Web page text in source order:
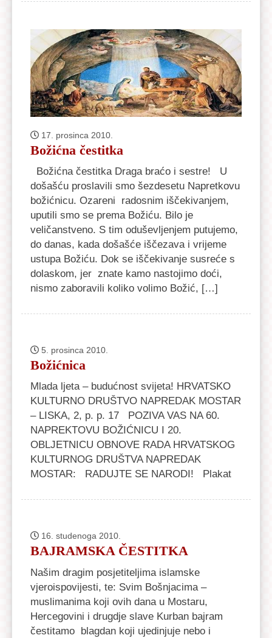
17. prosinca 2010.
Božićna čestitka
Božićna čestitka Draga braćo i sestre! U
došašću proslavili smo šezdesetu Napretkovu
božićnicu. Ozareni radosnim iščekivanjem,
uputili smo se prema Božiću. Bilo je
veličanstveno. S tim oduševljenjem putujemo,
do danas, kada došašće iščezava i vrijeme
ustupa Božiću. Dok se iščekivanje susreće s
dolaskom, jer znate kamo nastojimo doći,
nismo zaboravili koliko volimo Božić, […]
5. prosinca 2010.
Božićnica
Mlada ljeta – budućnost svijeta! HRVATSKO
KULTURNO DRUŠTVO NAPREDAK MOSTAR
– LISKA, 2, p. p. 17 POZIVA VAS NA 60.
NAPREKTOVU BOŽIĆNICU I 20.
OBLJETNICU OBNOVE RADA HRVATSKOG
KULTURNOG DRUŠTVA NAPREDAK
MOSTAR: RADUJTE SE NARODI! Plakat
16. studenoga 2010.
BAJRAMSKA ČESTITKA
Našim dragim posjetiteljima islamske
vjeroispovijesti, te: Svim Bošnjacima –
muslimanima koji ovih dana u Mostaru,
Hercegovini i drugdje slave Kurban bajram
čestitamo blagdan koji ujedinjuje nebo i